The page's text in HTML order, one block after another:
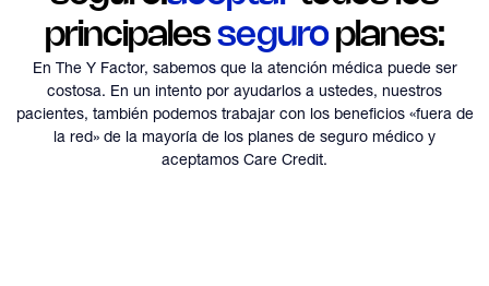
principalesseguroplanes:
En The Y Factor, sabemos que la atención médica puede ser
costosa. En un intento por ayudarlos a ustedes, nuestros
pacientes, también podemos trabajar con los beneficios «fuera de
la red» de la mayoría de los planes de seguro médico y
aceptamos Care Credit.